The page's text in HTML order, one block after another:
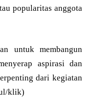
popularitas anggota
untuk membangun
aspirasi dan
dari kegiatan
klik)